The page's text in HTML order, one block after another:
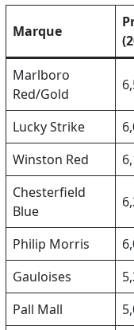
Marque
Marlboro
Red/Gold
Lucky Strike
Winston Red
Chesterfield
Blue
Philip Morris
Gauloises
Pall Mall